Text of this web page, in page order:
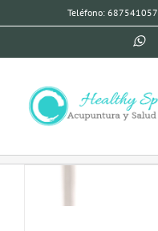
Teléfono: 687541057